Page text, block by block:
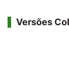
Versões